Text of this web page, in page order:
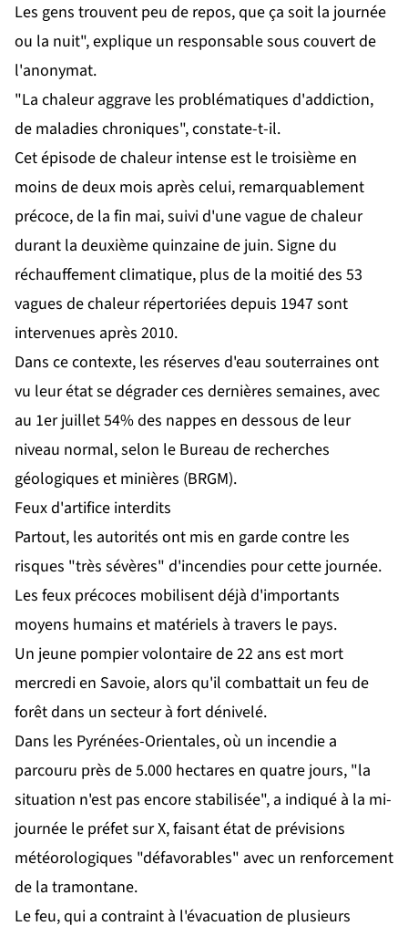
Les gens trouvent peu de repos, que ça soit la journée
ou la nuit", explique un responsable sous couvert de
l'anonymat.
"La chaleur aggrave les problématiques d'addiction,
de maladies chroniques", constate-t-il.
Cet épisode de chaleur intense est le troisième en
moins de deux mois après celui, remarquablement
précoce, de la fin mai, suivi d'une vague de chaleur
durant la deuxième quinzaine de juin. Signe du
réchauffement climatique, plus de la moitié des 53
vagues de chaleur répertoriées depuis 1947 sont
intervenues après 2010.
Dans ce contexte, les réserves d'eau souterraines ont
vu leur état se dégrader ces dernières semaines, avec
au 1er juillet 54% des nappes en dessous de leur
niveau normal, selon le Bureau de recherches
géologiques et minières (BRGM).
Feux d'artifice interdits
Partout, les autorités ont mis en garde contre les
risques "très sévères" d'incendies pour cette journée.
Les feux précoces mobilisent déjà d'importants
moyens humains et matériels à travers le pays.
Un jeune pompier volontaire de 22 ans est mort
mercredi en Savoie, alors qu'il combattait un feu de
forêt dans un secteur à fort dénivelé.
Dans les Pyrénées-Orientales, où un incendie a
parcouru près de 5.000 hectares en quatre jours, "la
situation n'est pas encore stabilisée", a indiqué à la mi-
journée le préfet sur X, faisant état de prévisions
météorologiques "défavorables" avec un renforcement
de la tramontane.
Le feu, qui a contraint à l'évacuation de plusieurs